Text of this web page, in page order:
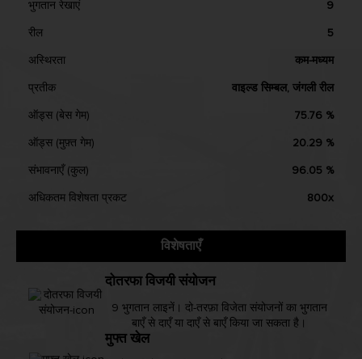
भुगतान रेखाएं 9
रील 5
अस्थिरता कम-मध्यम
प्रतीक वाइल्ड सिम्बल, जंगली रील
ऑड्स (बेस गेम) 75.76 %
ऑड्स (मुफ़्त गेम) 20.29 %
संभावनाएँ (कुल) 96.05 %
अधिकतम विशेषता प्रकट 800x
विशेषताएँ
दोतरफा विजयी संयोजन
9 भुगतान लाइनें। दो-तरफ़ा विजेता संयोजनों का भुगतान
बाएँ से दाएँ या दाएँ से बाएँ किया जा सकता है।
मुफ्त खेल